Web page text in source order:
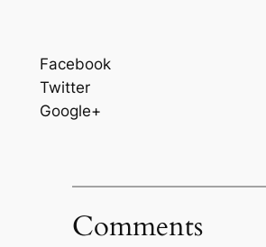
Facebook
Twitter
Google+
Comments